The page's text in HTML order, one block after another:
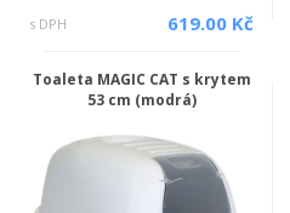
s DPH 619.00 Kč
Toaleta MAGIC CAT s krytem
53 cm (modrá)